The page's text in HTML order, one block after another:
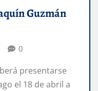
Guzmán
0
presentarse
el 18 de abril a